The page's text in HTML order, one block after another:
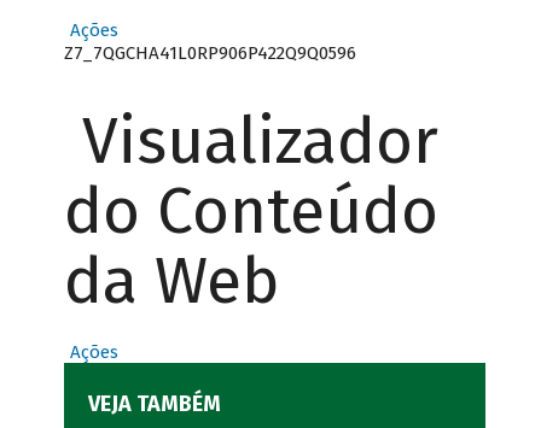
Ações
Z7_7QGCHA41L0RP906P422Q9Q0596
Visualizador
do Conteúdo
da Web
Ações
VEJA TAMBÉM